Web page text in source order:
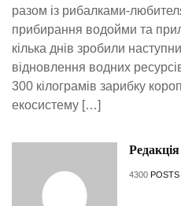
разом із рибалками-
прибирання водойми та
кілька днів зробили
відновлення водних
300 кілограмів зарибку
екосистему […]
Редакція
4300 POSTS